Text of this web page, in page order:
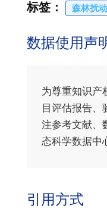
标签 ： 森林扰动
数据使用声
为尊重知识产
目评估报告
注参考文献、
态科学数据中
引用方式